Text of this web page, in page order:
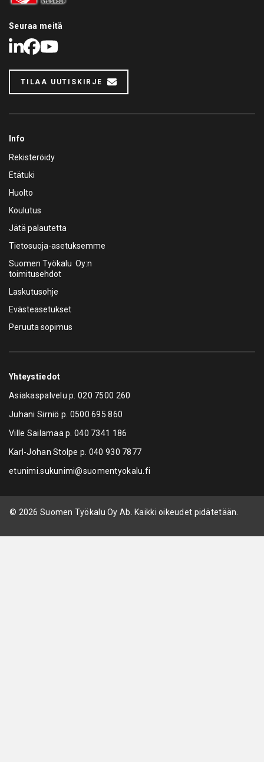
Seuraa meitä
LinkedIn
Facebook
Youtube
TILAA UUTISKIRJE
Info
Rekisteröidy
Etätuki
Huolto
Koulutus
Jätä palautetta
Tietosuoja-asetuksemme
Suomen Työkalu Oy:n
toimitusehdot
Laskutusohje
Evästeasetukset
Peruuta sopimus
Yhteystiedot
Asiakaspalvelu p.020 7500 260
Juhani Sirniö p. 0500 695 860
Ville Sailamaa p.040 7341 186
Karl-Johan Stolpe p. 040 930 7877
etunimi.sukunimi@suomentyokalu.fi
© 2026 Suomen Työkalu Oy Ab. Kaikki oikeudet pidätetään.